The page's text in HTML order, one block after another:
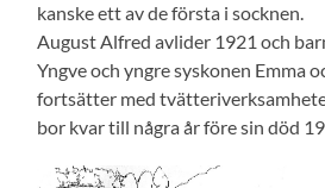
kanske ett av de första i socknen.
August Alfred avlider 1921 och
Yngve och yngre syskonen Emma
fortsätter med
bor kvar till några år före sin död